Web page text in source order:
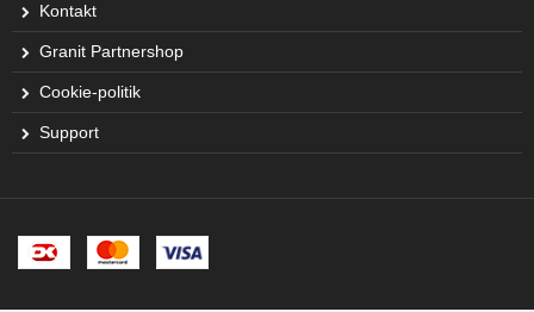
Kontakt
Granit Partnershop
Cookie-politik
Support